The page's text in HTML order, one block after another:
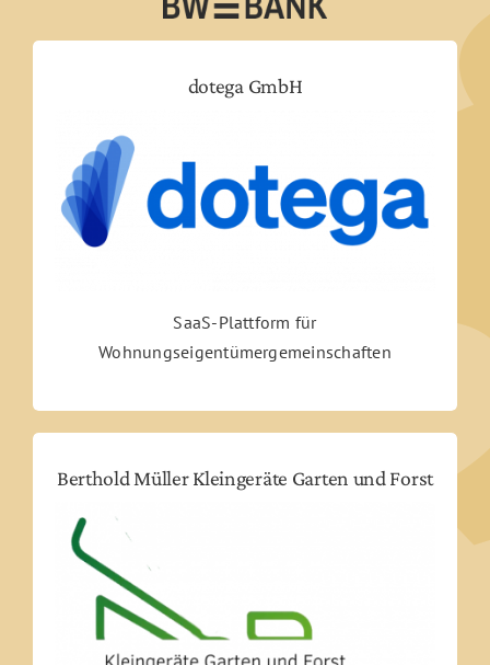
dotega GmbH
SaaS-Plattform für
Wohnungseigentümergemeinschaften
Berthold Müller Kleingeräte Garten und Forst